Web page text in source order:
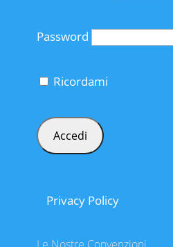
Password
Ricordami
Privacy Policy